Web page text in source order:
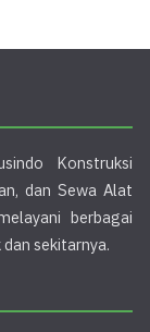
Konstruksi
dan Sewa Alat
berbagai
sekitarnya.